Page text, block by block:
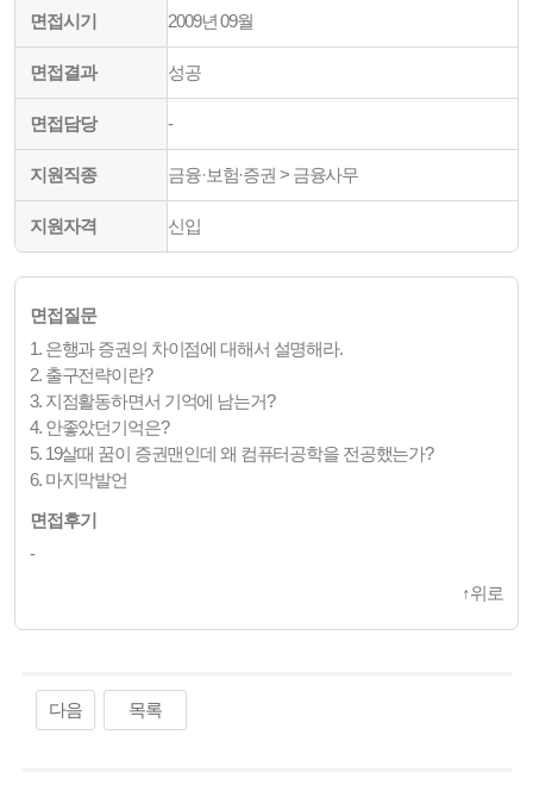
면접시기 2009년 09월
면접결과 성공
면접담당 -
지원직종 금융·보험·증권 > 금융사무
지원자격 신입
면접질문
1. 은행과 증권의 차이점에 대해서 설명해라.
2. 출구전략이란?
3. 지점활동하면서 기억에 남는거?
4. 안좋았던기억은?
5. 19살때 꿈이 증권맨인데 왜 컴퓨터공학을 전공했는가?
6. 마지막발언
면접후기
-
↑위로
다음 목록